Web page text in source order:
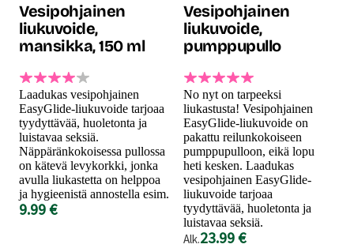
Vesipohjainen
liukuvoide,
mansikka, 150 ml
Laadukas vesipohjainen
EasyGlide-liukuvoide tarjoaa
tyydyttävää, huoletonta ja
luistavaa seksiä.
Näppäränkokoisessa pullossa
on kätevä levykorkki, jonka
avulla liukastetta on helppoa
ja hygieenistä annostella esim.
9.99 €
Vesipohjainen
liukuvoide,
pumppupullo
No nyt on tarpeeksi
liukastusta! Vesipohjainen
EasyGlide-liukuvoide on
pakattu reilunkokoiseen
pumppupulloon, eikä lopu
heti kesken. Laadukas
vesipohjainen EasyGlide-
liukuvoide tarjoaa
tyydyttävää, huoletonta ja
luistavaa seksiä.
Alk.23.99 €